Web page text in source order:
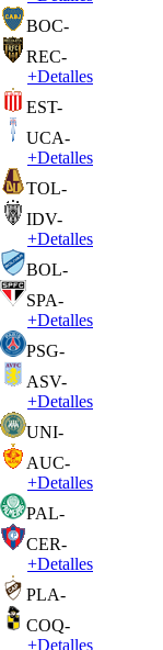
BOC-
REC-
+Detalles
EST-
UCA-
+Detalles
TOL-
IDV-
+Detalles
BOL-
SPA-
+Detalles
PSG-
ASV-
+Detalles
UNI-
AUC-
+Detalles
PAL-
CER-
+Detalles
PLA-
COQ-
+Detalles